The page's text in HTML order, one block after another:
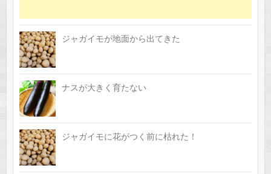
ジャガイモが地面から出てきた
ナスが大きく育たない
ジャガイモに花がつく前に枯れた！